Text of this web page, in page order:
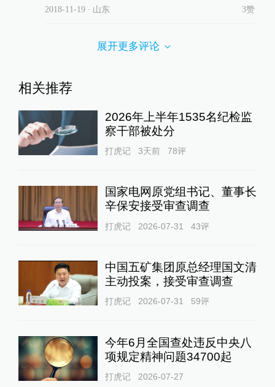
2018-11-19∙ 山东 3赞
展开更多评论
相关推荐
2026年上半年1535名纪检监
察干部被处分
打虎记 3天前 78评
国家电网原党组书记、董事长
辛保安接受审查调查
打虎记 2026-07-31 43评
中国五矿集团原总经理国文清
主动投案，接受审查调查
打虎记 2026-07-31 59评
今年6月全国查处违反中央八
项规定精神问题34700起
打虎记 2026-07-27